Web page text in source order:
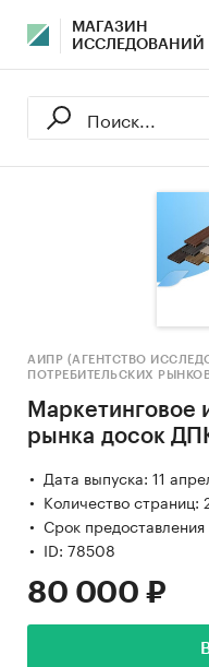
МАГАЗИН
ИССЛЕДОВАНИЙ
АИПР (АГЕНТСТВО
ПОТРЕБИТЕЛЬСКИХ
Маркетинговое
рынка досок
Дата выпуска: 11
Количество страниц:
Срок
ID: 78508
80 000 ₽